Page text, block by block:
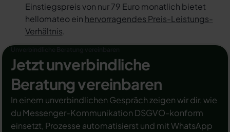
Einstiegspreis von nur 79 Euro monatlich bietet
hellomateo ein hervorragendes Preis-Leistungs-
Verhältnis.
Jetzt unverbindliche
Beratung vereinbaren
In einem unverbindlichen Gespräch zeigen wir dir, wie
du Messenger-Kommunikation DSGVO-konform
einsetzt, Prozesse automatisierst und mit WhatsApp